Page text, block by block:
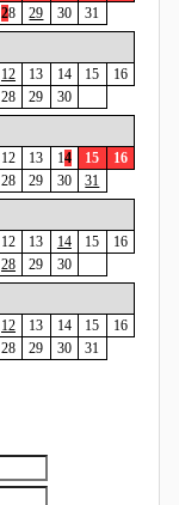
28 29 30 31
12 13 14 15
16
28 29 30
12 13 14 15
16
28 29 30 31
12 13 14 15
16
28 29 30
12 13 14 15
16
28 29 30 31